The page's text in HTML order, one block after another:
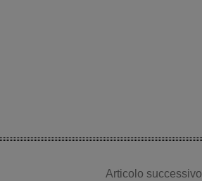
Articolo successivo